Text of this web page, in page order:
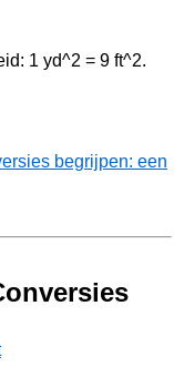
1 yd^2 = 9 ft^2.
begrijpen: een